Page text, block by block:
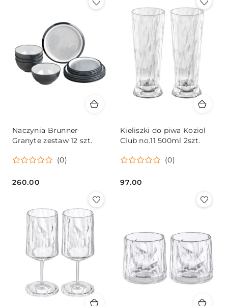
Naczynia Brunner
Granyte zestaw 12 szt.
(0)
Cena:
260.00
Kieliszki do piwa Koziol
Club no.11 500ml 2szt.
(0)
Cena:
97.00